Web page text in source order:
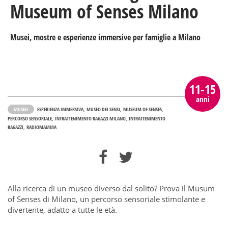
Museum of Senses Milano
Musei, mostre e esperienze immersive per famiglie a Milano
11-15
anni
MUSEO ESPERIENZA IMMERSIVA MUSEO DEI SENSI MUSEUM OF SENSES
PERCORSO SENSORIALE INTRATTENIMENTO RAGAZZI MILANO INTRATTENIMENTO
RAGAZZI RADIOMAMMA
Alla ricerca di un museo diverso dal solito? Prova il Musum
of Senses di Milano, un percorso sensoriale stimolante e
divertente, adatto a tutte le età.